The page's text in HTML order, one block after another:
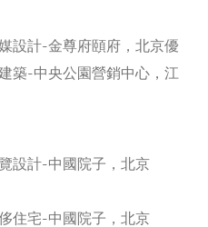
設計-金尊府頤府，北京優
築-中央公園營銷中心，江
設計-中國院子，北京
住宅-中國院子，北京